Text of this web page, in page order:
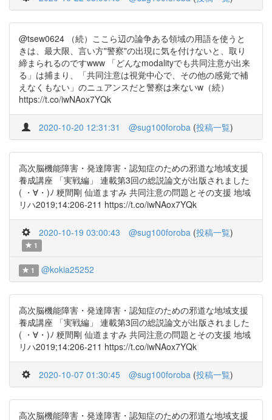
@tsew0624 （続）ここら辺の論争ある領域の用語を使うと
きは、最大限、言い方"警察"の出現に気を付けないと、取り
締まられるのですwww 「どんなmodalityでも共同注意が出来
る」は捕まり、「共同注意は視覚中心で、その他の感覚で補
えなくもない」のニュアンスだと警察は来ないw（続）
https://t.co/iwNAox7YQk
2020-10-20 12:31:31 @sug100foroba (投稿一覧)
高次脳機能障害・発達障害・認知症のための邪道な地域支援
養成講座 「実戦編」 連載第3回の総説論文が出版されました
( ・∀・)ﾉ 粳間剛 仙道ますみ 共同注意の問題とその支援 地域
リハ2019;14:206-211 https://t.co/iwNAox7YQk
2020-10-19 03:00:43 @sug100foroba (投稿一覧)
1
1 @kokia25252
高次脳機能障害・発達障害・認知症のための邪道な地域支援
養成講座 「実戦編」 連載第3回の総説論文が出版されました
( ・∀・)ﾉ 粳間剛 仙道ますみ 共同注意の問題とその支援 地域
リハ2019;14:206-211 https://t.co/iwNAox7YQk
2020-10-07 01:30:45 @sug100foroba (投稿一覧)
高次脳機能障害・発達障害・認知症のための邪道な地域支援